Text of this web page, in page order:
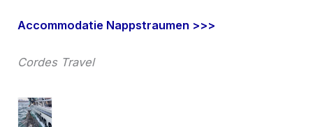
Accommodatie Nappstraumen >>>
Cordes Travel